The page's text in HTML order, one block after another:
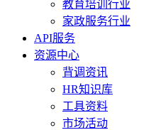
教育培训行业
家政服务行业
API服务
资源中心
背调资讯
HR知识库
工具资料
市场活动